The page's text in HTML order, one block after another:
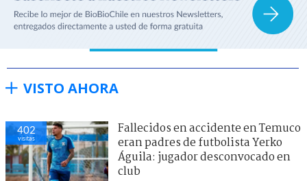
VISTO AHORA
402
visitas
Fallecidos en accidente en Temuco
eran padres de futbolista Yerko
Águila: jugador desconvocado en
club